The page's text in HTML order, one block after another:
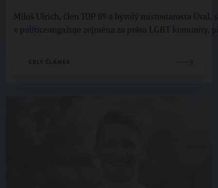
Miloš Ulrich, člen TOP 09 a bývalý místostarosta Úval,
v politiceangažuje zejména za práva LGBT komunity,
CELÝ ČLÁNEK